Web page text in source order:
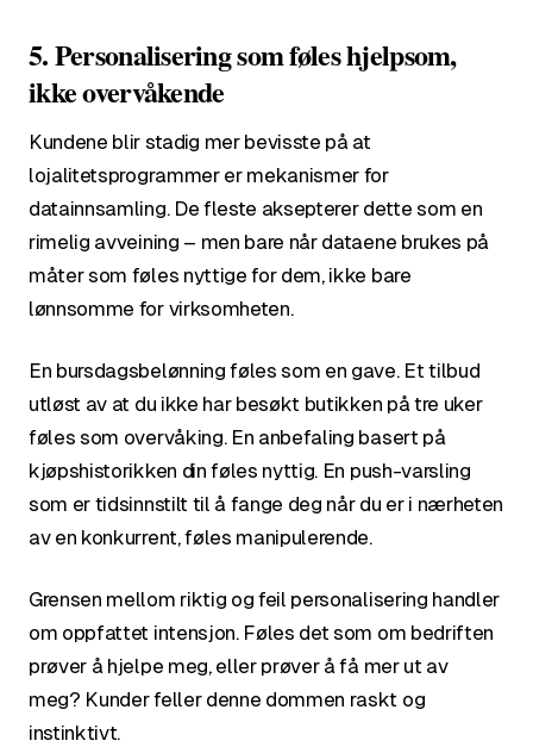
5. Personalisering som føles hjelpsom,
ikke overvåkende
Kundene blir stadig mer bevisste på at
lojalitetsprogrammer er mekanismer for
datainnsamling. De fleste aksepterer dette som en
rimelig avveining – men bare når dataene brukes på
måter som føles nyttige for dem, ikke bare
lønnsomme for virksomheten.
En bursdagsbelønning føles som en gave. Et tilbud
utløst av at du ikke har besøkt butikken på tre uker
føles som overvåking. En anbefaling basert på
kjøpshistorikken din føles nyttig. En push-varsling
som er tidsinnstilt til å fange deg når du er i nærheten
av en konkurrent, føles manipulerende.
Grensen mellom riktig og feil personalisering handler
om oppfattet intensjon. Føles det som om bedriften
prøver å hjelpe meg, eller prøver å få mer ut av
meg? Kunder feller denne dommen raskt og
instinktivt.